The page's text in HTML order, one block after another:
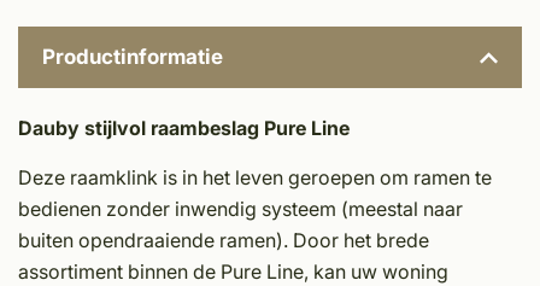
Productinformatie
Dauby stijlvol raambeslag Pure Line
Deze raamklink is in het leven geroepen om ramen te
bedienen zonder inwendig systeem (meestal naar
buiten opendraaiende ramen). Door het brede
assortiment binnen de Pure Line, kan uw woning